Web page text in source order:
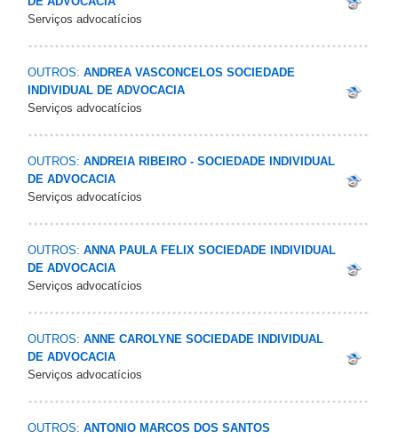
Serviços advocatícios
OUTROS: ANDREA VASCONCELOS SOCIEDADE
INDIVIDUAL DE ADVOCACIA
Serviços advocatícios
OUTROS: ANDREIA RIBEIRO - SOCIEDADE INDIVIDUAL
DE ADVOCACIA
Serviços advocatícios
OUTROS: ANNA PAULA FELIX SOCIEDADE INDIVIDUAL
DE ADVOCACIA
Serviços advocatícios
OUTROS: ANNE CAROLYNE SOCIEDADE INDIVIDUAL
DE ADVOCACIA
Serviços advocatícios
OUTROS: ANTONIO MARCOS DOS SANTOS